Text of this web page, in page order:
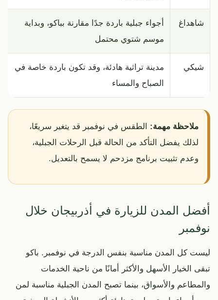
شاهداغ
أجواء جبلية باردة جدًا مقارنة بباكو، وبداية
موسم شتوي محتمل
شيكي
مدينة تراثية هادئة، وقد تكون باردة خاصة في
الصباح والمساء
ملاحظة مهمة: الطقس في نوفمبر قد يتغير سريعًا،
لذلك يفضل التأكد من الحالة قبل الرحلات الجبلية،
وعدم تثبيت برنامج مزدحم لا يسمح بالتعديل.
أفضل المدن للزيارة في أذربيجان خلال
نوفمبر
ليست كل المدن مناسبة بنفس الدرجة في نوفمبر. باكو
تبقى الخيار الأسهل والأكثر أمانًا من ناحية الخدمات
والمطاعم والأسواق، بينما تصبح المدن الجبلية مناسبة لمن